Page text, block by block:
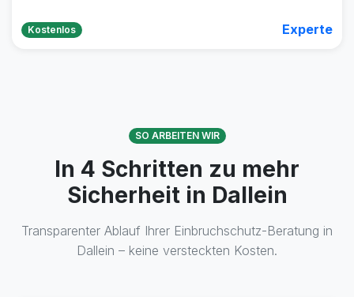
Kostenlos Experte
SO ARBEITEN WIR
In 4 Schritten zu mehr
Sicherheit in Dallein
Transparenter Ablauf Ihrer Einbruchschutz-Beratung in
Dallein – keine versteckten Kosten.